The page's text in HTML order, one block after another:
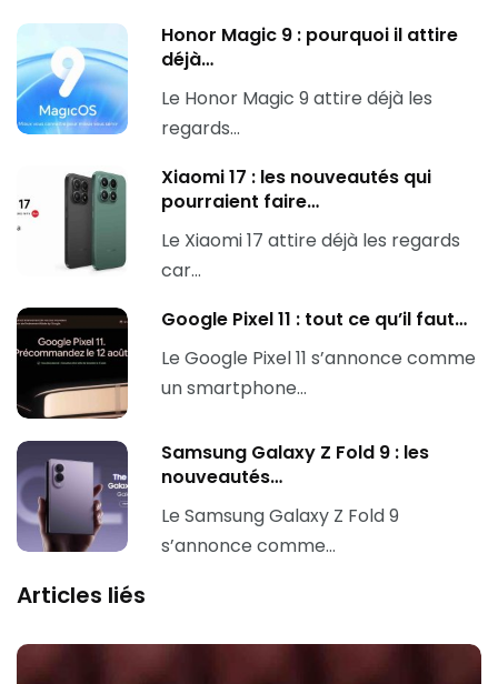
Honor Magic 9 : pourquoi il attire
déjà…
Le Honor Magic 9 attire déjà les
regards…
Xiaomi 17 : les nouveautés qui
pourraient faire…
Le Xiaomi 17 attire déjà les regards
car…
Google Pixel 11 : tout ce qu’il faut…
Le Google Pixel 11 s’annonce comme
un smartphone…
Samsung Galaxy Z Fold 9 : les
nouveautés…
Le Samsung Galaxy Z Fold 9
s’annonce comme…
Articles liés